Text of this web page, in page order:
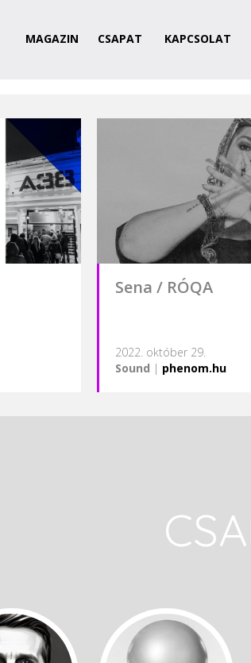
MAGAZIN CSAPAT KAPCSOLAT
Sena / RÓQA
2022. október 29.
Sound | phenom.hu